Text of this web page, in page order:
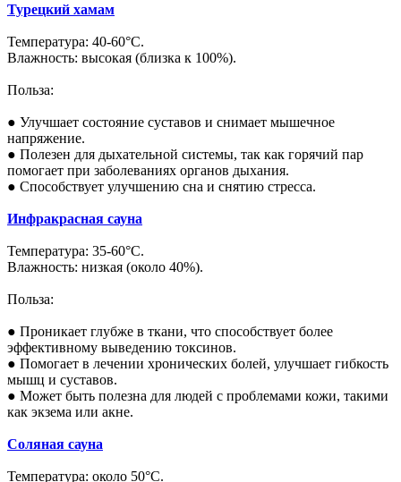
Турецкий хамам
Температура: 40-60°C.
Влажность: высокая (близка к 100%).
Польза:
● Улучшает состояние суставов и снимает мышечное
напряжение.
● Полезен для дыхательной системы, так как горячий пар
помогает при заболеваниях органов дыхания.
● Способствует улучшению сна и снятию стресса.
Инфракрасная сауна
Температура: 35-60°C.
Влажность: низкая (около 40%).
Польза:
● Проникает глубже в ткани, что способствует более
эффективному выведению токсинов.
● Помогает в лечении хронических болей, улучшает гибкость
мышц и суставов.
● Может быть полезна для людей с проблемами кожи, такими
как экзема или акне.
Соляная сауна
Температура: около 50°C.